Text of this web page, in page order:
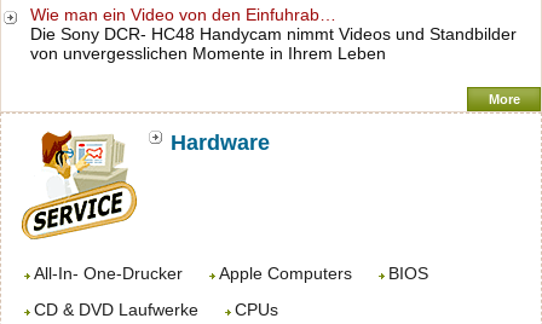
Wie man ein Video von den Einfuhrab…
Die Sony DCR- HC48 Handycam nimmt Videos und Standbilder
von unvergesslichen Momente in Ihrem Leben
More
Hardware
All-In- One-Drucker Apple Computers
BIOS
CD & DVD Laufwerke
CPUs